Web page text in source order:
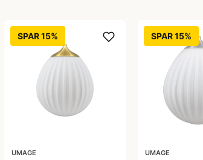
SPAR 15%
UMAGE
SPAR 15%
UMAGE